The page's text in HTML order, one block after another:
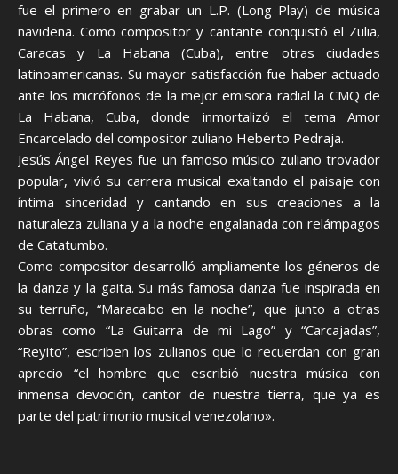
fue el primero en grabar un L.P. (Long Play) de música
navideña. Como compositor y cantante conquistó el Zulia,
Caracas y La Habana (Cuba), entre otras ciudades
latinoamericanas. Su mayor satisfacción fue haber actuado
ante los micrófonos de la mejor emisora radial la CMQ de
La Habana, Cuba, donde inmortalizó el tema Amor
Encarcelado del compositor zuliano Heberto Pedraja.
Jesús Ángel Reyes fue un famoso músico zuliano trovador
popular, vivió su carrera musical exaltando el paisaje con
íntima sinceridad y cantando en sus creaciones a la
naturaleza zuliana y a la noche engalanada con relámpagos
de Catatumbo.
Como compositor desarrolló ampliamente los géneros de
la danza y la gaita. Su más famosa danza fue inspirada en
su terruño, “Maracaibo en la noche”, que junto a otras
obras como “La Guitarra de mi Lago” y “Carcajadas”,
“Reyito”, escriben los zulianos que lo recuerdan con gran
aprecio “el hombre que escribió nuestra música con
inmensa devoción, cantor de nuestra tierra, que ya es
parte del patrimonio musical venezolano».